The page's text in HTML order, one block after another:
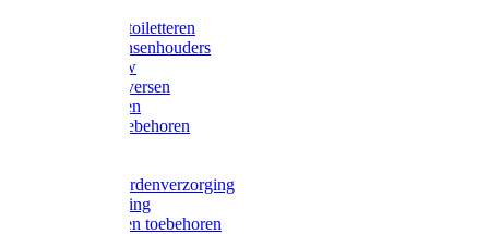
Poetsen & toiletteren
Zadel-/Trensenhouders
Halstertouw
Halsters diversen
Hoofdstellen
Zadel & toebehoren
Rapide paardenverzorging
Ruiter kleding
Hoofdstellen toebehoren